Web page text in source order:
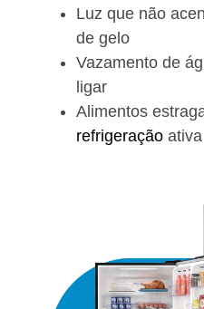
Luz que não
de gelo
Vazamento de
ligar
Alimentos
refrigeração ativa